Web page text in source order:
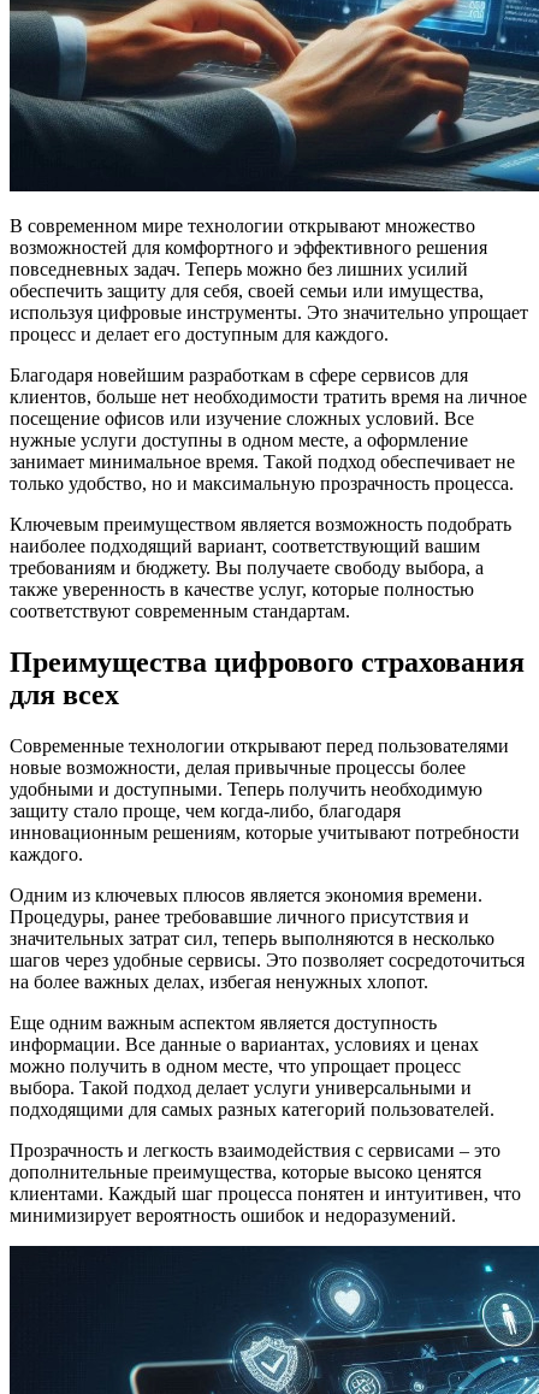
В современном мире технологии открывают множество
возможностей для комфортного и эффективного решения
повседневных задач. Теперь можно без лишних усилий
обеспечить защиту для себя, своей семьи или имущества,
используя цифровые инструменты. Это значительно упрощает
процесс и делает его доступным для каждого.
Благодаря новейшим разработкам в сфере сервисов для
клиентов, больше нет необходимости тратить время на личное
посещение офисов или изучение сложных условий. Все
нужные услуги доступны в одном месте, а оформление
занимает минимальное время. Такой подход обеспечивает не
только удобство, но и максимальную прозрачность процесса.
Ключевым преимуществом является возможность подобрать
наиболее подходящий вариант, соответствующий вашим
требованиям и бюджету. Вы получаете свободу выбора, а
также уверенность в качестве услуг, которые полностью
соответствуют современным стандартам.
Преимущества цифрового страхования
для всех
Современные технологии открывают перед пользователями
новые возможности, делая привычные процессы более
удобными и доступными. Теперь получить необходимую
защиту стало проще, чем когда-либо, благодаря
инновационным решениям, которые учитывают потребности
каждого.
Одним из ключевых плюсов является экономия времени.
Процедуры, ранее требовавшие личного присутствия и
значительных затрат сил, теперь выполняются в несколько
шагов через удобные сервисы. Это позволяет сосредоточиться
на более важных делах, избегая ненужных хлопот.
Еще одним важным аспектом является доступность
информации. Все данные о вариантах, условиях и ценах
можно получить в одном месте, что упрощает процесс
выбора. Такой подход делает услуги универсальными и
подходящими для самых разных категорий пользователей.
Прозрачность и легкость взаимодействия с сервисами – это
дополнительные преимущества, которые высоко ценятся
клиентами. Каждый шаг процесса понятен и интуитивен, что
минимизирует вероятность ошибок и недоразумений.